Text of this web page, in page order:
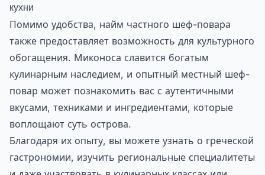
кухни
Помимо удобства, найм частного шеф-повара
также предоставляет возможность для культурного
обогащения. Миконоса славится богатым
кулинарным наследием, и опытный местный шеф-
повар может познакомить вас с аутентичными
вкусами, техниками и ингредиентами, которые
воплощают суть острова.
Благодаря их опыту, вы можете узнать о греческой
гастрономии, изучить региональные специалитеты